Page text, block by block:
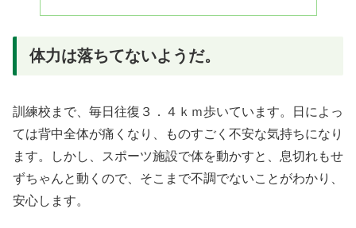
体力は落ちてないようだ。
訓練校まで、毎日往復３．４ｋｍ歩いています。日によっ
ては背中全体が痛くなり、ものすごく不安な気持ちになり
ます。しかし、スポーツ施設で体を動かすと、息切れもせ
ずちゃんと動くので、そこまで不調でないことがわかり、
安心します。